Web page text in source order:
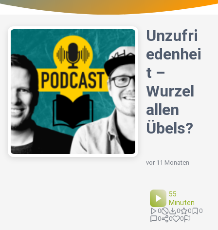
Unzufri
edenhei
t –
Wurzel
allen
Übels?
vor 11 Monaten
55
Minuten
0 0 0
0
0
0 0